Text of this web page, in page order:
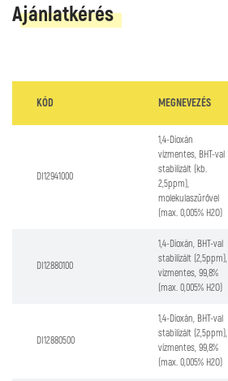
Ajánlatkérés
KÓD MEGNEVEZÉS
DI12941000
1,4-Dioxán
vízmentes, BHT-val
stabilizált (kb.
2,5ppm),
molekulaszűrővel
(max. 0,005% H2O)
DI12880100
1,4-Dioxán, BHT-val
stabilizált (2,5ppm),
vízmentes, 99,8%
(max. 0,005% H2O)
DI12880500
1,4-Dioxán, BHT-val
stabilizált (2,5ppm),
vízmentes, 99,8%
(max. 0,005% H2O)